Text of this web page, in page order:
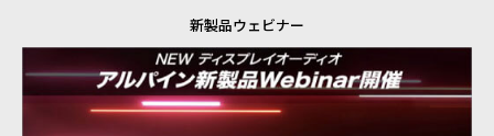
新製品ウェビナー